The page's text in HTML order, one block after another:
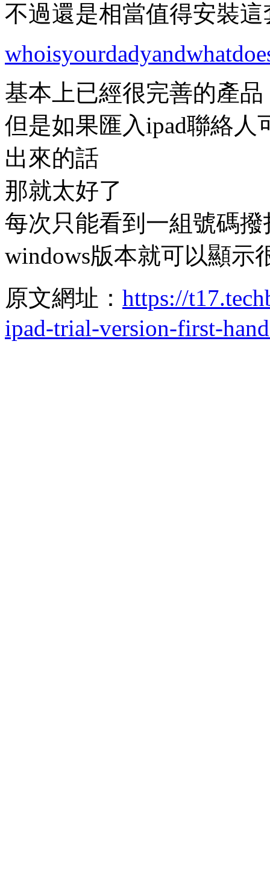
不過還是相當值得安裝
基本上已經很完善的產品
但是如果匯入ipad聯絡
出來的話
那就太好了
每次只能看到一組號碼
windows版本就可以顯示
原文網址： https://
ipad-trial-version-first-